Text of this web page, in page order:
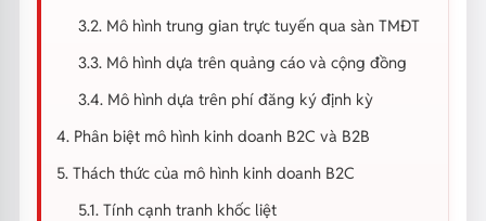
3.2. Mô hình trung gian trực tuyến qua sàn TMĐT
3.3. Mô hình dựa trên quảng cáo và cộng đồng
3.4. Mô hình dựa trên phí đăng ký định kỳ
4. Phân biệt mô hình kinh doanh B2C và B2B
5. Thách thức của mô hình kinh doanh B2C
5.1. Tính cạnh tranh khốc liệt